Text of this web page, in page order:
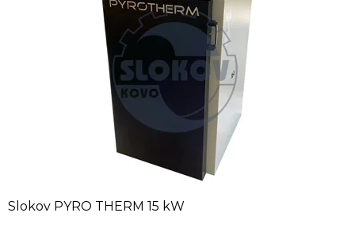
Slokov PYRO THERM 15 kW